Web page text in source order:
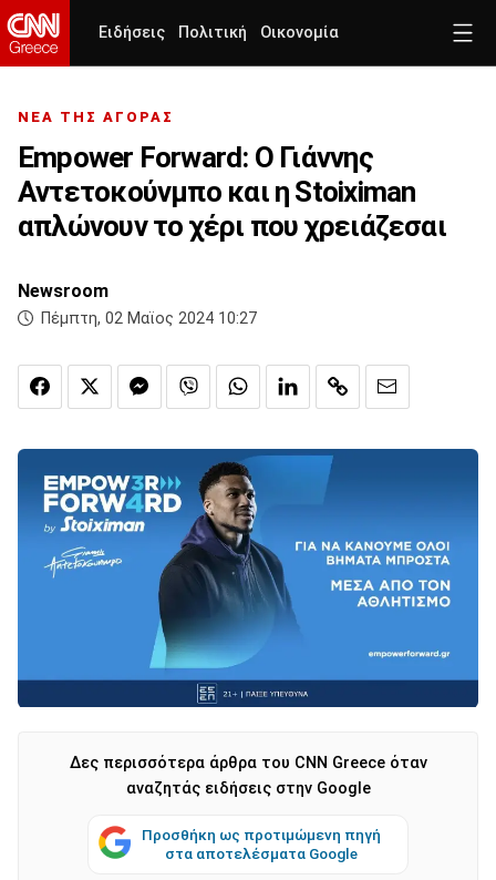
Ειδήσεις Πολιτική Οικονομία
ΝΕΑ ΤΗΣ ΑΓΟΡΑΣ
Empower Forward: Ο Γιάννης
Αντετοκούνμπο και η Stoiximan
απλώνουν το χέρι που χρειάζεσαι
Newsroom
Πέμπτη, 02 Μαϊος 2024 10:27
Δες περισσότερα άρθρα του CNN Greece όταν
αναζητάς ειδήσεις στην Google
Προσθήκη ως προτιμώμενη πηγή
στα αποτελέσματα Google